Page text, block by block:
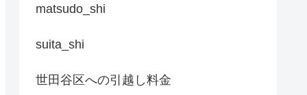
matsudo_shi
suita_shi
世田谷区への引越し料金